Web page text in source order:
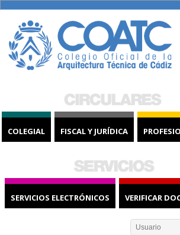
COLEGIAL FISCAL Y JURÍDICA
SERVICIOS ELECTRÓNICOS VERIFICAR